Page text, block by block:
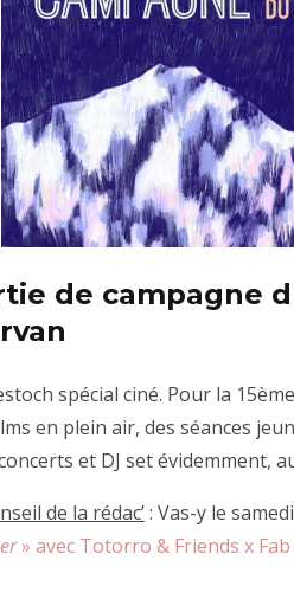
de campagne
spécial ciné. Pour la
en plein air, des séances
et DJ set évidemment,
de la rédac’: Vas-y le
» avec Totorro & Friends x Fab